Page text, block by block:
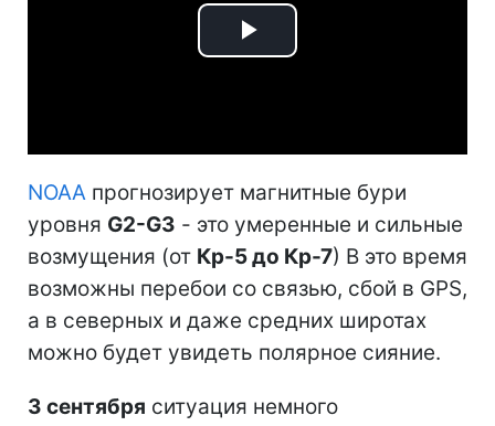
Play
NOAA прогнозирует магнитные бури
уровня G2-G3 - это умеренные и сильные
возмущения (от Кр-5 до Кр-7) В это время
возможны перебои со связью, сбой в GPS,
а в северных и даже средних широтах
можно будет увидеть полярное сияние.
3 сентября ситуация немного